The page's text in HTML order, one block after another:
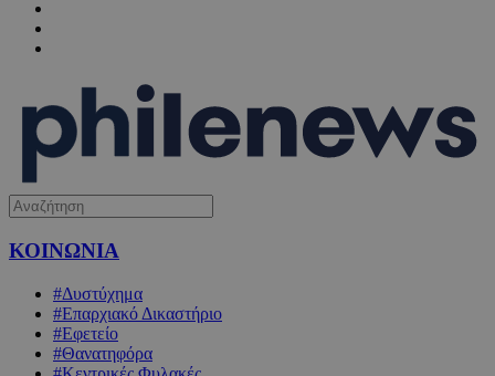
ΚΟΙΝΩΝΙΑ
#Δυστύχημα
#Επαρχιακό Δικαστήριο
#Εφετείο
#Θανατηφόρα